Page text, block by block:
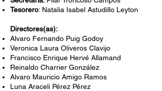
Tesorero: Natalia Isabel Astudillo Leyton
Directores(as):
Alvaro Fernando Puig Godoy
Veronica Laura Oliveros Clavijo
Francisco Enrique Hervé Allamand
Reinaldo Charrier González
Alvaro Mauricio Amigo Ramos
Luna Araceli Pérez Pérez